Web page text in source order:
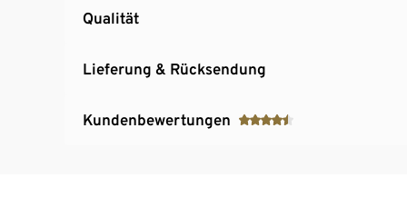
Qualität
Lieferung & Rücksendung
Kundenbewertungen